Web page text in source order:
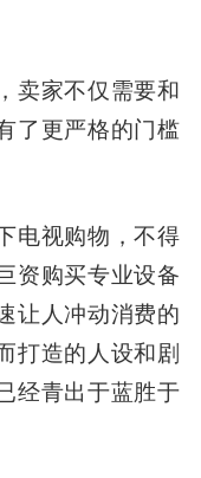
卖家不仅需要和
了更严格的门槛
电视购物，不得
资购买专业设备
让人冲动消费的
打造的人设和剧
经青出于蓝胜于